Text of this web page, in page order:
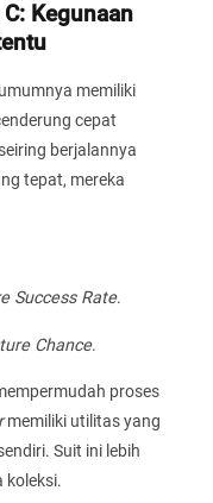
Kegunaan
memiliki
cepat
berjalannya
tepat, mereka
Success Rate.
Chance.
proses
memiliki utilitas yang
Suit ini lebih
koleksi.